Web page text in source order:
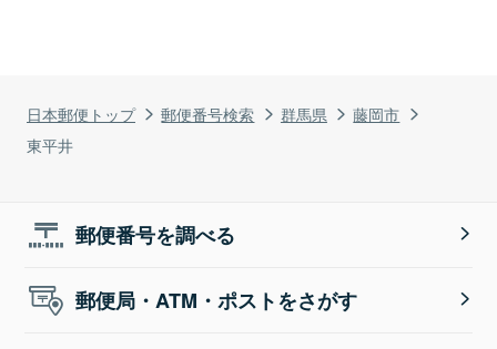
日本郵便トップ 郵便番号検索 群馬県
藤岡市
東平井
郵便番号を調べる
郵便局・ATM・ポストをさがす